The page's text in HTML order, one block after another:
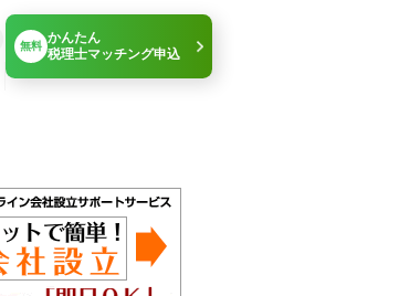
無料
かんたん
税理士マッチング申込